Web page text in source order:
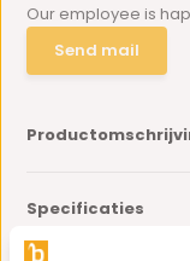
Our employee is
Send mail
Specificaties